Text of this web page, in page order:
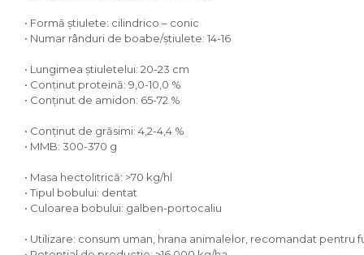
• Formă știulete: cilindrico – conic
• Numar rânduri de boabe/știulete: 14-16
• Lungimea știuletelui: 20-23 cm
• Conținut proteină: 9,0-10,0 %
• Conținut de amidon: 65-72 %
• Conținut de grăsimi: 4,2-4,4 %
• MMB: 300-370 g
• Masa hectolitrică: >70 kg/hl
• Tipul bobului: dentat
• Culoarea bobului: galben-portocaliu
• Utilizare: consum uman, hrana animalelor, recomandat pentru